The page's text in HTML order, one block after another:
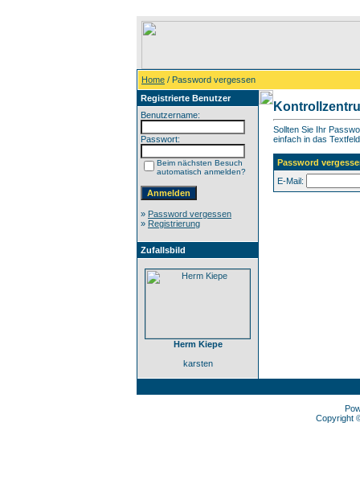
Home / Password vergessen
Registrierte Benutzer
Benutzername:
Passwort:
Beim nächsten Besuch
automatisch anmelden?
» Password vergessen
» Registrierung
Zufallsbild
Herm Kiepe
karsten
Sollten Sie Ihr
einfach in das
Password
E-Mail:
Copyright